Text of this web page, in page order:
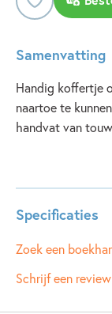
Samenvatting
Handig koffertje
naartoe te
handvat van
Specificaties
ISBN:
NUR:
Zoek een
Schrijf een review